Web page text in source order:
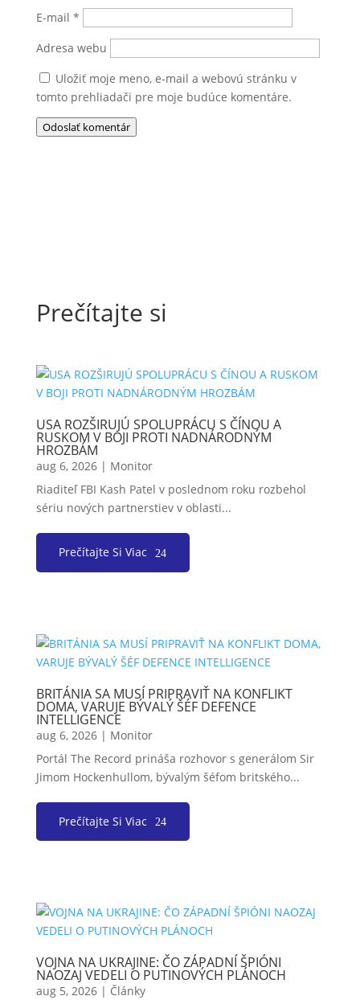
E-mail *
Adresa webu
Uložiť moje meno, e-mail a webovú stránku v
tomto prehliadači pre moje budúce komentáre.
Odoslať komentár
Prečítajte si
USA ROZŠIRUJÚ SPOLUPRÁCU S ČÍNOU A
RUSKOM V BOJI PROTI NADNÁRODNÝM
HROZBÁM
aug 6, 2026| Monitor
Riaditeľ FBI Kash Patel v poslednom roku rozbehol
sériu nových partnerstiev v oblasti...
Prečítajte Si Viac
BRITÁNIA SA MUSÍ PRIPRAVIŤ NA KONFLIKT
DOMA, VARUJE BÝVALÝ ŠÉF DEFENCE
INTELLIGENCE
aug 6, 2026| Monitor
Portál The Record prináša rozhovor s generálom Sir
Jimom Hockenhullom, bývalým šéfom britského...
Prečítajte Si Viac
VOJNA NA UKRAJINE: ČO ZÁPADNÍ ŠPIÓNI
NAOZAJ VEDELI O PUTINOVÝCH PLÁNOCH
aug 5, 2026| Články